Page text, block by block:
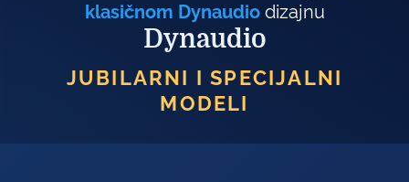
klasičnom Dynaudiodizajnu
Dynaudio
JUBILARNI I SPECIJALNI
MODELI